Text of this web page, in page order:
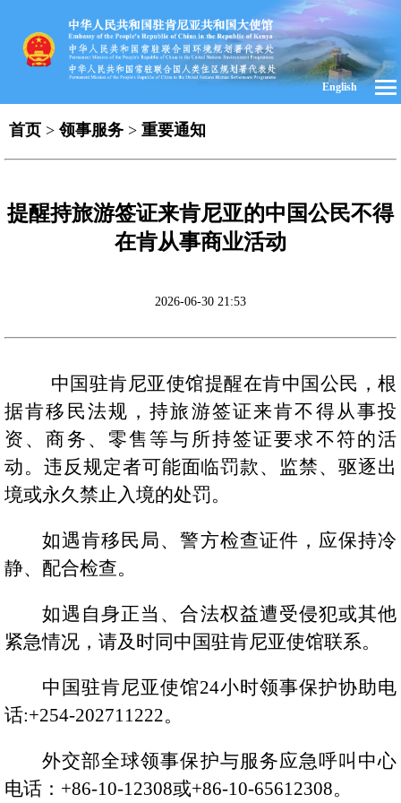
English
首页 >领事服务 > 重要通知
提醒持旅游签证来肯尼亚的中国公民不得
在肯从事商业活动
2026-06-30 21:53
中国驻肯尼亚使馆提醒在肯中国公民，根
据肯移民法规，持旅游签证来肯不得从事投
资、商务、零售等与所持签证要求不符的活
动。违反规定者可能面临罚款、 监禁、驱逐出
境或永久禁止入境的处罚。
如遇肯移民局、警方检查证件，应保持冷
静、配合检查。
如遇自身正当、合法权益遭受侵犯或其他
紧急情况，请及时同中国驻肯尼亚使馆联系。
中国驻肯尼亚使馆24小时领事保护协助电
话:+254-202711222。
外交部全球领事保护与服务应急呼叫中心
电话： +86-10-12308或+86-10-65612308。